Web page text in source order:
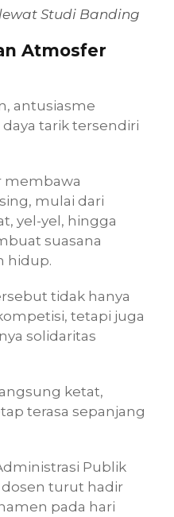
Studi Banding
Atmosfer
antusiasme
tarik tersendiri
membawa
mulai dari
yel-yel, hingga
suasana
hidup.
tidak hanya
tetapi juga
solidaritas
ketat,
terasa sepanjang
Publik
dosen turut hadir
pada hari